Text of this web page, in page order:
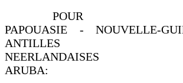
POUR
PAPOUASIE - NOUVELLE-
ANTILLES
ARUBA: